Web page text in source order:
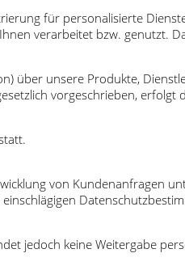
für personalisierte
verarbeitet bzw. genutzt.
über unsere Produkte,
vorgeschrieben, erfolgt
von Kundenanfragen
jedoch keine Weitergabe